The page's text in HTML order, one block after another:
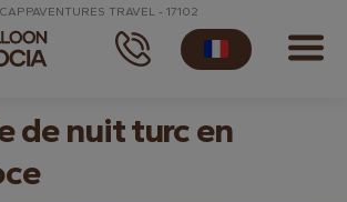
CAPPAVENTURES TRAVEL - 17102
de nuit turc en